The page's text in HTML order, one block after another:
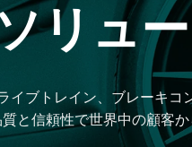
リュ
イブトレイン、ブレーキコ
と信頼性で世界中の顧客